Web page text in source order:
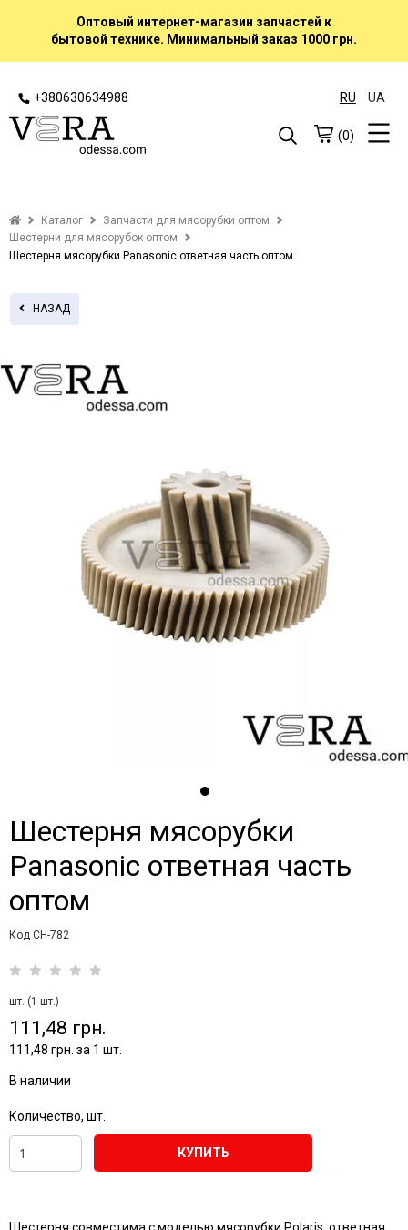
Оптовый интернет-магазин запчастей к
бытовой технике. Минимальный заказ 1000 грн.
+380630634988 RU UA
(0)
Каталог
Запчасти для мясорубки оптом
Шестерни для мясорубок оптом
Шестерня мясорубки Panasonic ответная часть оптом
НАЗАД
Шестерня мясорубки
Panasonic ответная часть
оптом
Код CH-782
шт. (1 шт.)
111,48 грн.
111,48 грн. за 1 шт.
В наличии
Количество, шт.
КУПИТЬ